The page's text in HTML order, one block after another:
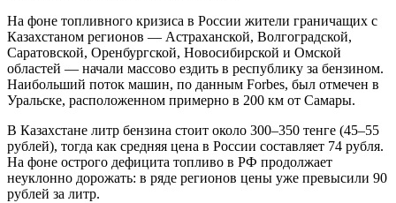
На фоне топливного кризиса в России жители граничащих с
Казахстаном регионов — Астраханской, Волгоградской,
Саратовской, Оренбургской, Новосибирской и Омской
областей — начали массово ездить в республику за бензином.
Наибольший поток машин, по данным Forbes, был отмечен в
Уральске, расположенном примерно в 200 км от Самары.
В Казахстане литр бензина стоит около 300–350 тенге (45–55
рублей), тогда как средняя цена в России составляет 74 рубля.
На фоне острого дефицита топливо в РФ продолжает
неуклонно дорожать: в ряде регионов цены уже превысили 90
рублей за литр.